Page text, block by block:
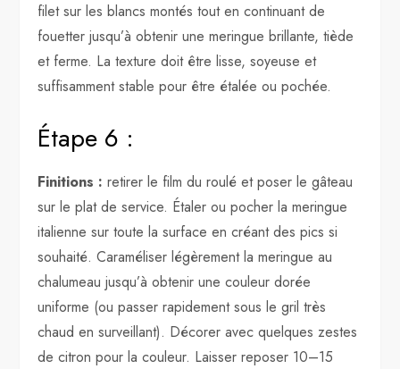
filet sur les blancs montés tout en continuant de
fouetter jusqu’à obtenir une meringue brillante, tiède
et ferme. La texture doit être lisse, soyeuse et
suffisamment stable pour être étalée ou pochée.
Étape 6 :
Finitions : retirer le film du roulé et poser le gâteau
sur le plat de service. Étaler ou pocher la meringue
italienne sur toute la surface en créant des pics si
souhaité. Caraméliser légèrement la meringue au
chalumeau jusqu’à obtenir une couleur dorée
uniforme (ou passer rapidement sous le gril très
chaud en surveillant). Décorer avec quelques zestes
de citron pour la couleur. Laisser reposer 10–15